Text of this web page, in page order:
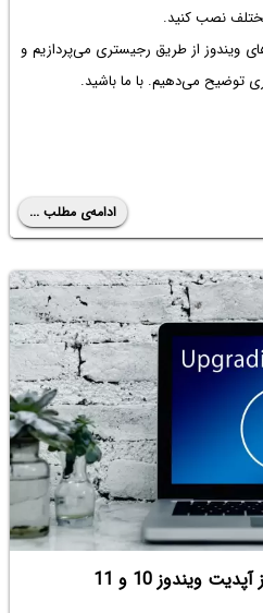
نصب کنید.
ویندوز از طریق رجیستری می‌پردازیم و
توضیح می‌دهیم. با ما باشید.
ادامه‌ی مطلب ...
ویندوز 10 و 11